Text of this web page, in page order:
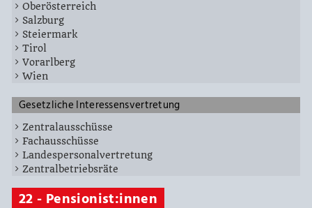
Oberösterreich
Salzburg
Steiermark
Tirol
Vorarlberg
Wien
Gesetzliche Interessensvertretung
Zentralausschüsse
Fachausschüsse
Landespersonalvertretung
Zentralbetriebsräte
22 - Pensionist:innen